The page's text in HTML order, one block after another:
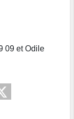
09 et Odile